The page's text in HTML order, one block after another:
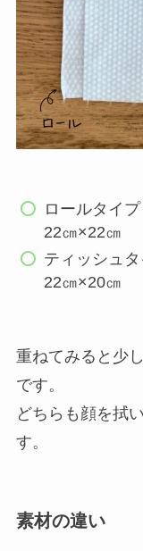
ロールタイプ
22㎝×22㎝
ティッシュ
22㎝×20㎝
重ねてみると少
です。
どちらも顔を拭
す。
素材の違い